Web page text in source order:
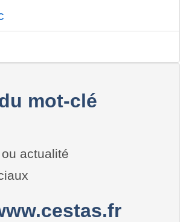
mot-clé
actualité